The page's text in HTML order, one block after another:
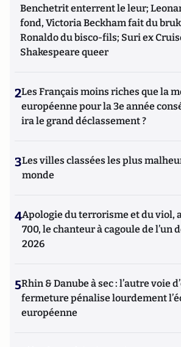
Benchetrit enterrent le leur;
fond, Victoria Beckham fait du
Ronaldo du bisco-fils; Suri ex
Shakespeare queer
2Les Français moins riches que la
européenne pour la 3e année
ira le grand déclassement ?
3Les villes classées les plus
monde
4Apologie du terrorisme et du viol,
700, le chanteur à cagoule de l’un
2026
5Rhin & Danube à sec : l’autre voie
fermeture pénalise lourdement
européenne